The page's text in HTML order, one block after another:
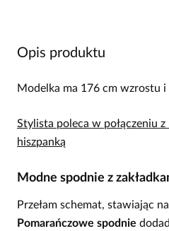
Opis produktu
Modelka ma 176 cm wzrostu i
Stylista poleca w połączeniu
hiszpanką
Modne spodnie z
Przełam schemat, stawiając na
Pomarańczowe spodnie